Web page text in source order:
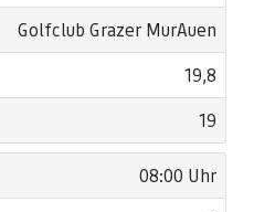
Golfclub Grazer MurAuen
19,8
19
08:00 Uhr